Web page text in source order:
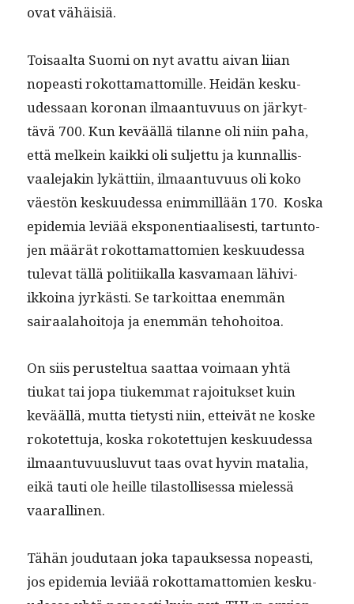
ovat vähäisiä.
Toisaal­ta Suo­mi on nyt avat­tu aivan liian
nopeasti rokot­ta­mat­tomille. Hei­dän kesku­
udessaan koro­nan ilmaan­tu­vu­us on järkyt­
tävä 700. Kun kevääl­lä tilanne oli niin paha,
että melkein kaik­ki oli sul­jet­tu ja kun­nal­lis­
vaale­jakin lykät­ti­in, ilmaan­tu­vu­us oli koko
väestön kesku­udessa enim­mil­lään 170. Kos­ka
epi­demia lev­iää ekspo­nen­ti­aalis­es­ti, tar­tun­to­
jen määrät rokot­ta­mat­tomien kesku­udessa
tule­vat täl­lä poli­ti­ikalla kas­va­maan lähivi­
ikkoina jyrkästi. Se tarkoit­taa enem­män
sairaala­hoito­ja ja enem­män tehohoitoa.
On siis perustel­tua saat­taa voimaan yhtä
tiukat tai jopa tiukem­mat rajoituk­set kuin
kevääl­lä, mut­ta tietysti niin, etteivät ne koske
rokotet­tu­ja, kos­ka rokotet­tu­jen kesku­udessa
ilmaan­tu­vu­us­lu­vut taas ovat hyvin matalia,
eikä tau­ti ole heille tilas­tol­lises­sa mielessä
vaarallinen.
Tähän joudu­taan joka tapauk­ses­sa nopeasti,
jos epi­demia lev­iää rokot­ta­mat­tomien kesku­